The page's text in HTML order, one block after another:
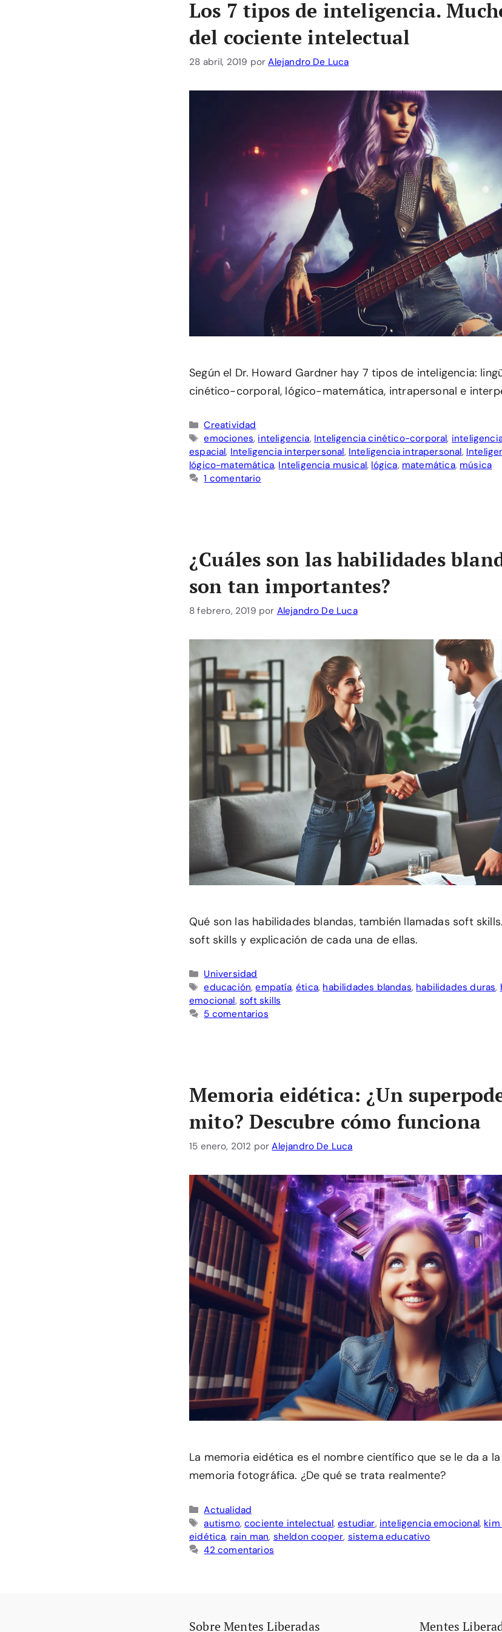
Los 7 tipos de inteligencia.
del cociente intelectual
28 abril, 2019 porAlejandro De Luca
Según el Dr. Howard Gardner hay 7 tipos de inteligencia:
cinético-corporal, lógico-matemática, intrapersonal e
Categorías
Creatividad
Etiquetas
emociones, inteligencia, Inteligencia cinético-corporal,
espacial, Inteligencia interpersonal, Inteligencia intrapersonal,
lógico-matemática, Inteligencia musical, lógica, matemática, música
1 comentario
¿Cuáles son las habilidades
son tan importantes?
8 febrero, 2019 por Alejandro De Luca
Qué son las habilidades blandas, también llamadas soft
soft skills y explicación de cada una de ellas.
Categorías
Universidad
Etiquetas
educación,empatía,ética, habilidades blandas, habilidades duras,
emocional, soft skills
5 comentarios
Memoria eidética: ¿Un
mito? Descubre cómo funciona
15 enero, 2012 porAlejandro De Luca
La memoria eidética es el nombre científico que se le da a
memoria fotográfica. ¿De qué se trata realmente?
Categorías
Actualidad
Etiquetas
autismo,cociente intelectual,estudiar, inteligencia emocional,
eidética, rain man, sheldon cooper, sistema educativo
42 comentarios
Sobre Mentes Liberadas Mentes